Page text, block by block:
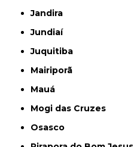
Jandira
Jundiaí
Juquitiba
Mairiporã
Mauá
Mogi das Cruzes
Osasco